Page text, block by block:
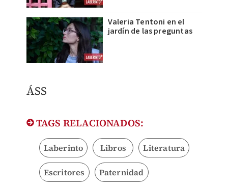
Valeria Tentoni en el
jardín de las preguntas
ÁSS
TAGS RELACIONADOS:
Laberinto Libros Literatura
Escritores Paternidad